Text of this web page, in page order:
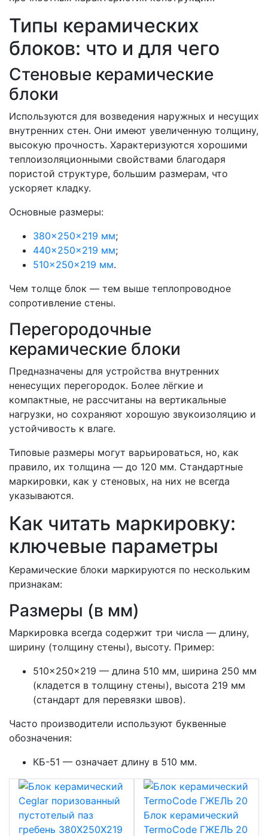
Типы керамических
блоков: что и для чего
Стеновые керамические
блоки
Используются для возведения наружных и несущих
внутренних стен. Они имеют увеличенную толщину,
высокую прочность. Характеризуются хорошими
теплоизоляционными свойствами благодаря
пористой структуре, большим размерам, что
ускоряет кладку.
Основные размеры:
380×250×219 мм;
440×250×219 мм;
510×250×219 мм.
Чем толще блок — тем выше теплопроводное
сопротивление стены.
Перегородочные
керамические блоки
Предназначены для устройства внутренних
ненесущих перегородок. Более лёгкие и
компактные, не рассчитаны на вертикальные
нагрузки, но сохраняют хорошую звукоизоляцию и
устойчивость к влаге.
Типовые размеры могут варьироваться, но, как
правило, их толщина — до 120 мм. Стандартные
маркировки, как у стеновых, на них не всегда
указываются.
Как читать маркировку:
ключевые параметры
Керамические блоки маркируются по нескольким
признакам:
Размеры (в мм)
Маркировка всегда содержит три числа — длину,
ширину (толщину стены), высоту. Пример:
510×250×219 — длина 510 мм, ширина 250 мм
(кладется в толщину стены), высота 219 мм
(стандарт для перевязки швов).
Часто производители используют буквенные
обозначения:
КБ-51 — означает длину в 510 мм.
Блок керамический
TermoCode ГЖЕЛЬ 20